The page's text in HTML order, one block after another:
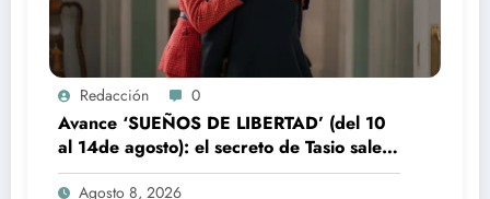
Redacción 0
Avance ‘SUEÑOS DE LIBERTAD’ (del 10
al 14de agosto): el secreto de Tasio sale a
la luz
Agosto 8, 2026